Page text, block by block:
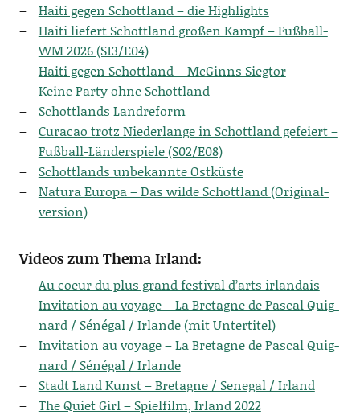
Hai­ti gegen Schott­land – die Highlights
Hai­ti lie­fert Schott­land gro­ßen Kampf – Fuß­ball-
WM 2026 (S13/E04)
Hai­ti gegen Schott­land – McGinns Siegtor
Kei­ne Par­ty ohne Schottland
Schott­lands Landreform
Cura­cao trotz Nie­der­lan­ge in Schott­land gefei­ert –
Fuß­ball-Län­der­spie­le (S02/E08)
Schott­lands unbe­kann­te Ostküste
Natu­ra Euro­pa – Das wil­de Schott­land (Ori­gi­nal­
ver­si­on)
Videos zum Thema Irland:
Au coeur du plus grand fes­ti­val d’arts irlandais
Invi­ta­ti­on au voya­ge – La Bre­ta­gne de Pas­cal Quig­
nard / Séné­gal / Irlan­de (mit Untertitel)
Invi­ta­ti­on au voya­ge – La Bre­ta­gne de Pas­cal Quig­
nard / Séné­gal / Irlande
Stadt Land Kunst – Bre­ta­gne / Sene­gal / Irland
The Quiet Girl – Spiel­film, Irland 2022